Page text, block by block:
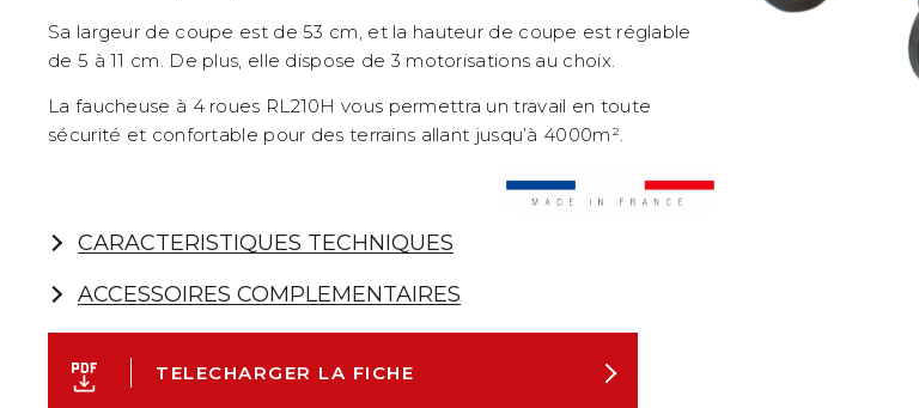
Sa largeur de coupe est de 53 cm, et la hauteur de coupe est réglable
de 5 à 11 cm. De plus, elle dispose de 3 motorisations au choix.
La faucheuse à 4 roues RL210H vous permettra un travail en toute
sécurité et confortable pour des terrains allant jusqu’à 4000m².
CARACTERISTIQUES TECHNIQUES
ACCESSOIRES COMPLEMENTAIRES
TELECHARGER LA FICHE